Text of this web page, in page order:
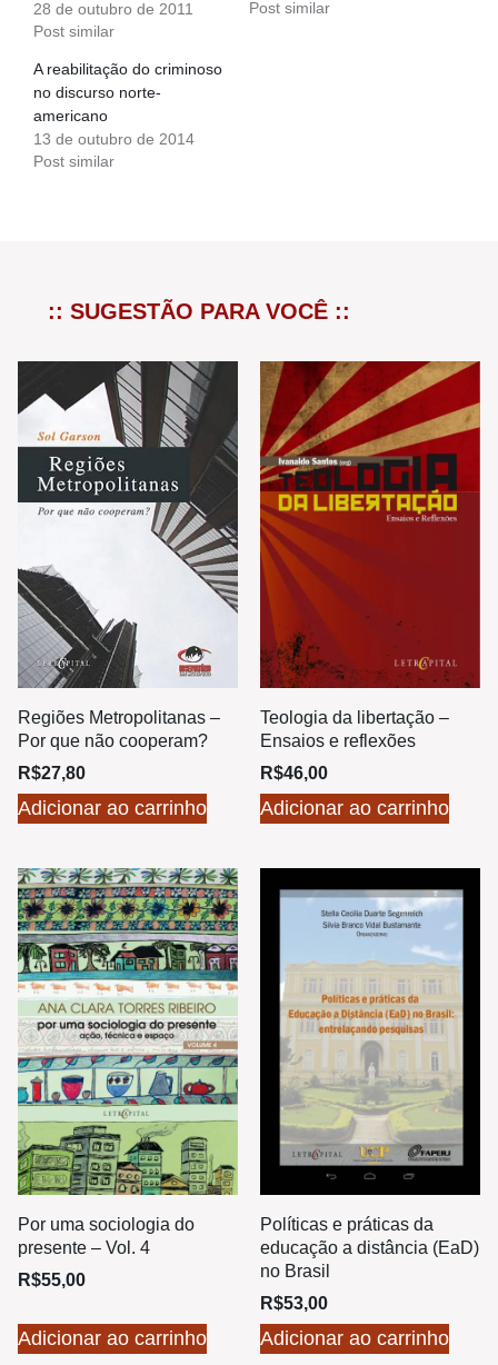
28 de outubro de 2011
Post similar
Post similar
A reabilitação do criminoso
no discurso norte-
americano
13 de outubro de 2014
Post similar
:: SUGESTÃO PARA VOCÊ ::
Regiões Metropolitanas –
Por que não cooperam?
R$27,80
Adicionar ao carrinho
Teologia da libertação –
Ensaios e reflexões
R$46,00
Adicionar ao carrinho
Por uma sociologia do
presente – Vol. 4
R$55,00
Adicionar ao carrinho
Políticas e práticas da
educação a distância (EaD)
no Brasil
R$53,00
Adicionar ao carrinho